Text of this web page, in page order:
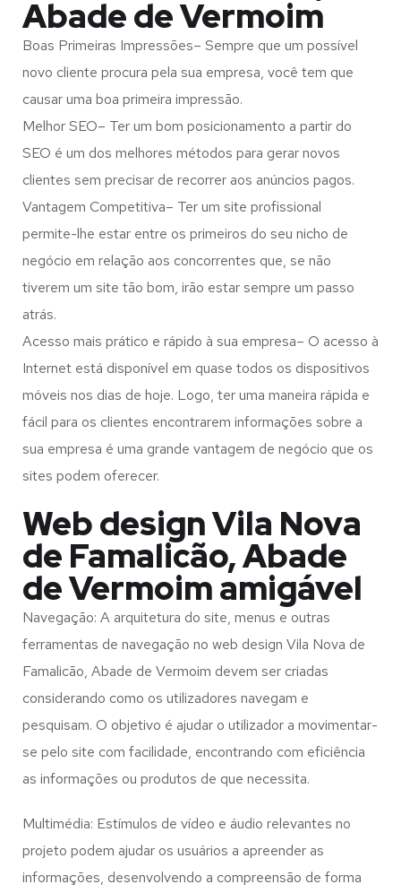
Abade de Vermoim
Boas Primeiras Impressões– Sempre que um possível
novo cliente procura pela sua empresa, você tem que
causar uma boa primeira impressão.
Melhor SEO– Ter um bom posicionamento a partir do
SEO é um dos melhores métodos para gerar novos
clientes sem precisar de recorrer aos anúncios pagos.
Vantagem Competitiva– Ter um site profissional
permite-lhe estar entre os primeiros do seu nicho de
negócio em relação aos concorrentes que, se não
tiverem um site tão bom, irão estar sempre um passo
atrás.
Acesso mais prático e rápido à sua empresa– O acesso à
Internet está disponível em quase todos os dispositivos
móveis nos dias de hoje. Logo, ter uma maneira rápida e
fácil para os clientes encontrarem informações sobre a
sua empresa é uma grande vantagem de negócio que os
sites podem oferecer.
Web design Vila Nova
de Famalicão, Abade
de Vermoim amigável
Navegação: A arquitetura do site, menus e outras
ferramentas de navegação no web design Vila Nova de
Famalicão, Abade de Vermoim devem ser criadas
considerando como os utilizadores navegam e
pesquisam. O objetivo é ajudar o utilizador a movimentar-
se pelo site com facilidade, encontrando com eficiência
as informações ou produtos de que necessita.
Multimédia: Estímulos de vídeo e áudio relevantes no
projeto podem ajudar os usuários a apreender as
informações, desenvolvendo a compreensão de forma